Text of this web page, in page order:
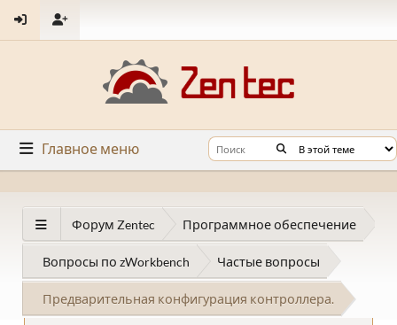
Главное меню
Форум Zentec Программное обеспечение
Вопросы по zWorkbench Частые вопросы
Предварительная конфигурация контроллера.